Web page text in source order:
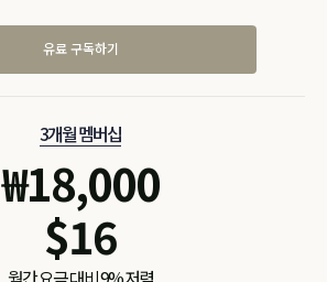
유료 구독하기
3개월 멤버십
₩18,000
$16